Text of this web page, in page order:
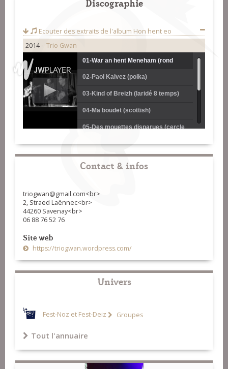
Ecouter des extraits de l'album Hon hent eo
2014 - Trio Gwan
01-War an hent Meneham (rond
Pagan)
02-Paol Kalvez (polka)
03-Kind of Breizh (laridé 8 temps)
04-Ma boudet (scottish)
05-Des mouettes disparues (cercle
circassien)
06-An teir sonenn (hanter dro)
07-No man's land (rond de Landéda)
09-E-kichen Lokoal (kost ar c'hoat)
Contact & infos
triogwan@gmail.com<br>
2, Straed Laënnec<br>
44260 Savenay<br>
06 88 76 52 76
Site web
https://triogwan.wordpress.com/
Univers
Fest-Noz et Fest-Deiz Groupes
Tout l'annuaire